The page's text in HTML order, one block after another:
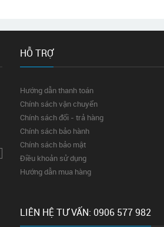
HỖ TRỢ
Hướng dẫn thanh toán
Chính sách vận chuyển
Chính sách đổi - trả hàng
Chính sách bảo hành
Chính sách bảo mật
Điều khoản sử dụng
Hướng dẫn mua hàng
LIÊN HỆ TƯ VẤN: 0906 577 982